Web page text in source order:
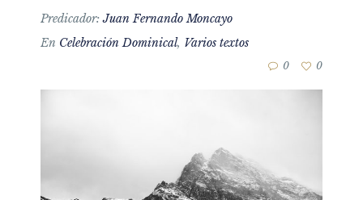
Predicador:Juan Fernando Moncayo
En Celebración Dominical, Varios textos
0 0